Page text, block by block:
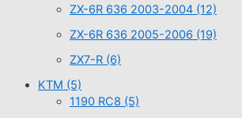
ZX-6R 636 2003-2004 (12)
ZX-6R 636 2005-2006 (19)
ZX7-R (6)
KTM (5)
1190 RC8 (5)